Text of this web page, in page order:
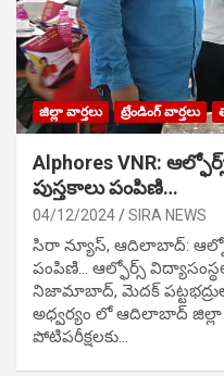
జిల్లా వార్తలు ట్రేండింగ్ వార్తలు
Alphores VNR:
పుస్తకాలు పంపిణి…
04/12/2024 SIRA NEWS
సిరా న్యూస్, ఆదిలాబాద్:
పంపిణి… ఆల్ఫోర్స్
నిజామాబాద్, మెదక్ పట్టభద్రుల
అధ్వర్యం లో ఆదిలాబాద్ జిల్లా
పోటిప‌రీక్ష‌ల‌కు…